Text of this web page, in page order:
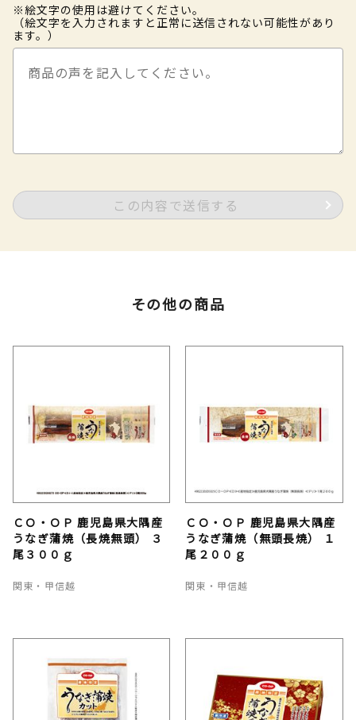
※絵文字の使用は避けてください。
（絵文字を入力されますと正常に送信されない可能性があり
ます。）
この内容で送信する
その他の商品
ＣＯ・ＯＰ 鹿児島県大隅産
うなぎ蒲焼（長焼無頭） ３
尾３００ｇ
関東・甲信越
ＣＯ・ＯＰ 鹿児島県大隅産
うなぎ蒲焼（無頭長焼） １
尾２００ｇ
関東・甲信越